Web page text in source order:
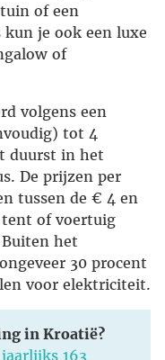
of een
je ook een luxe
of
volgens een
tot 4
duurst in het
De prijzen per
tussen de € 4 en
tent of voertuig
het
30 procent
voor elektriciteit.
in Kroatië?
163